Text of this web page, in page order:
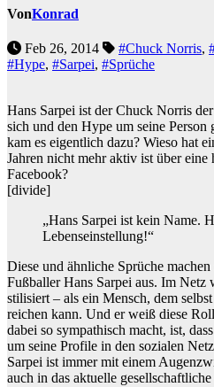
VonKonrad
Feb 26, 2014 #Chuck Norris,
#Hype, #Sarpei, #Sprüche
Hans Sarpei ist der Chuck Norris
sich und den Hype um seine
kam es eigentlich dazu? Wieso hat
Jahren nicht mehr aktiv ist über
Facebook?
[divide]
„Hans Sarpei ist kein Name.
Lebenseinstellung!“
Diese und ähnliche Sprüche
Fußballer Hans Sarpei aus. Im Netz
stilisiert – als ein Mensch, dem
reichen kann. Und er weiß diese
dabei so sympathisch macht, ist,
um seine Profile in den sozialen
Sarpei ist immer mit einem
auch in das aktuelle